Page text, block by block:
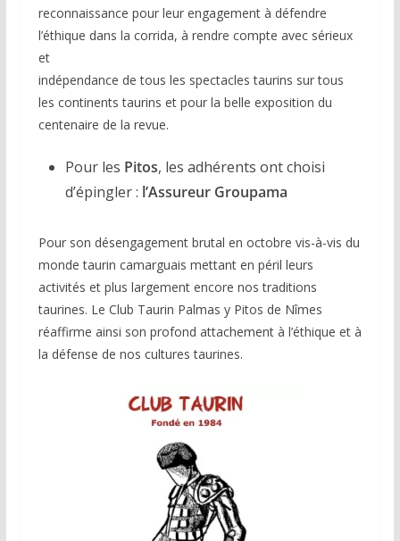
reconnaissance pour leur engagement à défendre
l’éthique dans la corrida, à rendre compte avec sérieux
et
indépendance de tous les spectacles taurins sur tous
les continents taurins et pour la belle exposition du
centenaire de la revue.
Pour les Pitos, les adhérents ont choisi
d’épingler : l’Assureur Groupama
Pour son désengagement brutal en octobre vis-à-vis du
monde taurin camarguais mettant en péril leurs
activités et plus largement encore nos traditions
taurines. Le Club Taurin Palmas y Pitos de Nîmes
réaffirme ainsi son profond attachement à l’éthique et à
la défense de nos cultures taurines.